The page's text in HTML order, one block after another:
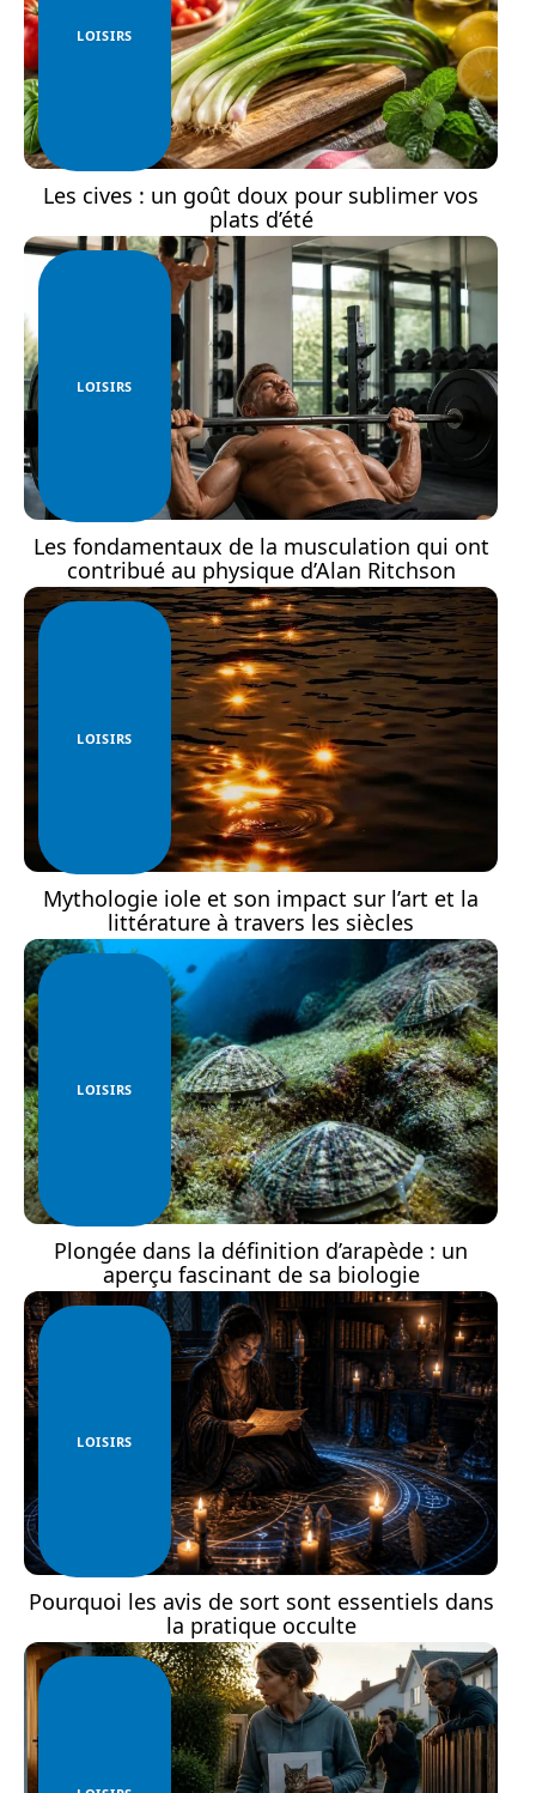
LOISIRS
Les cives : un goût doux pour sublimer vos
plats d’été
LOISIRS
Les fondamentaux de la musculation qui ont
contribué au physique d’Alan Ritchson
LOISIRS
Mythologie iole et son impact sur l’art et la
littérature à travers les siècles
LOISIRS
Plongée dans la définition d’arapède : un
aperçu fascinant de sa biologie
LOISIRS
Pourquoi les avis de sort sont essentiels dans
la pratique occulte